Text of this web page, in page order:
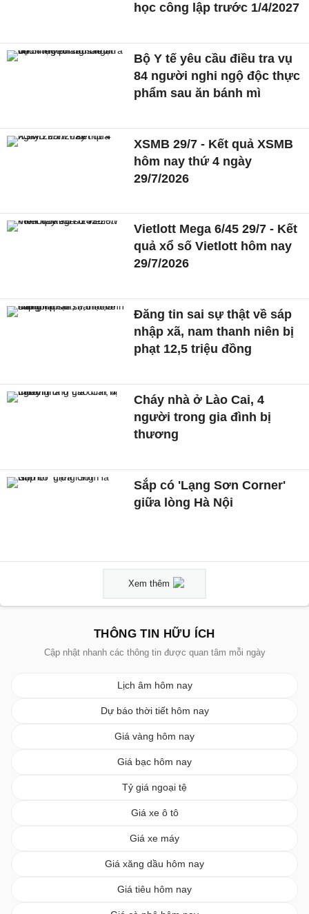
học công lập trước 1/4/2027
Bộ Y tế yêu cầu điều tra vụ
84 người nghi ngộ độc thực
phẩm sau ăn bánh mì
XSMB 29/7 - Kết quả XSMB
hôm nay thứ 4 ngày
29/7/2026
Vietlott Mega 6/45 29/7 - Kết
quả xổ số Vietlott hôm nay
29/7/2026
Đăng tin sai sự thật về sáp
nhập xã, nam thanh niên bị
phạt 12,5 triệu đồng
Cháy nhà ở Lào Cai, 4
người trong gia đình bị
thương
Sắp có 'Lạng Sơn Corner'
giữa lòng Hà Nội
Xem thêm
THÔNG TIN HỮU ÍCH
Cập nhật nhanh các thông tin được quan tâm mỗi ngày
Lịch âm hôm nay
Dự báo thời tiết hôm nay
Giá vàng hôm nay
Giá bạc hôm nay
Tỷ giá ngoại tệ
Giá xe ô tô
Giá xe máy
Giá xăng dầu hôm nay
Giá tiêu hôm nay